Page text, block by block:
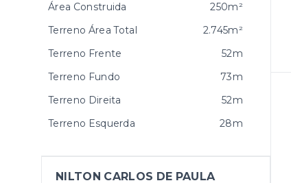
Área Construida
250m²
Terreno Área Total
2.745m²
Terreno Frente
52m
Terreno Fundo
73m
Terreno Direita
52m
Terreno Esquerda
28m
NILTON CARLOS DE PAULA